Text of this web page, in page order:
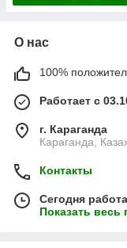
О нас
100%
Работает с
г. Караганда
Караганда,
Контакты
Сегодня
Показать весь